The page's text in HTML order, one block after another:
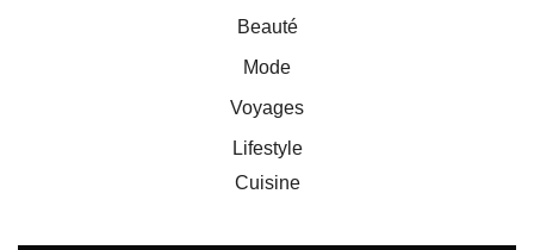
Beauté
Mode
Voyages
Lifestyle
Cuisine